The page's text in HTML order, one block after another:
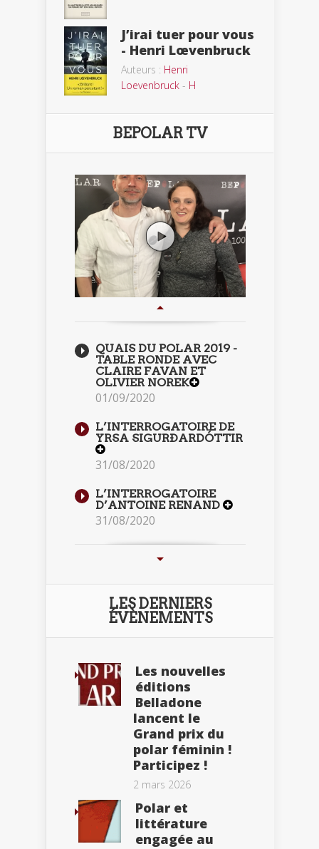
J’irai tuer pour vous
- Henri Lœvenbruck
Auteurs : Henri
Loevenbruck - H
BEPOLAR TV
QUAIS DU POLAR 2019 -
TABLE RONDE AVEC
CLAIRE FAVAN ET
OLIVIER NOREK
01/09/2020
L’INTERROGATOIRE DE
YRSA SIGURÐARDÓTTIR
31/08/2020
L’INTERROGATOIRE
D’ANTOINE RENAND
31/08/2020
LES DERNIERS
ÉVÈNEMENTS
Les nouvelles
éditions
Belladone
lancent le
Grand prix du
polar féminin !
Participez !
2 mars 2026
Polar et
littérature
engagée au